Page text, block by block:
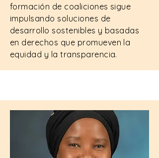
formación de coaliciones sigue
impulsando soluciones de
desarrollo sostenibles y basadas
en derechos que promueven la
equidad y la transparencia.